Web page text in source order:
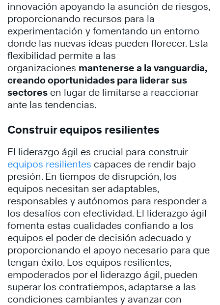
innovación apoyando la asunción de riesgos,
proporcionando recursos para la
experimentación y fomentando un entorno
donde las nuevas ideas pueden florecer. Esta
flexibilidad permite a las
organizaciones mantenerse a la vanguardia,
creando oportunidades para liderar sus
sectores en lugar de limitarse a reaccionar
ante las tendencias.
Construir equipos resilientes
El liderazgo ágil es crucial para construir
equipos resilientes capaces de rendir bajo
presión. En tiempos de disrupción, los
equipos necesitan ser adaptables,
responsables y autónomos para responder a
los desafíos con efectividad. El liderazgo ágil
fomenta estas cualidades confiando a los
equipos el poder de decisión adecuado y
proporcionando el apoyo necesario para que
tengan éxito. Los equipos resilientes,
empoderados por el liderazgo ágil, pueden
superar los contratiempos, adaptarse a las
condiciones cambiantes y avanzar con